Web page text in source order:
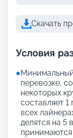
Скачать
Условия
●
перевозке,
некоторых
составляет
всех
делятся на 5
принимаются